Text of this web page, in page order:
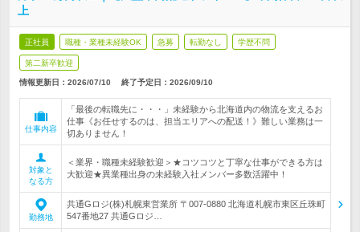
上
正社員 職種・業種未経験OK 急募 転勤なし 学歴不問
第二新卒歓迎
情報更新日：2026/07/10 終了予定日： 2026/09/10
仕事内容
「最後の転職先に・・・」未経験から北海道内の物流を支えるお
仕事《お任せするのは、担当エリアへの配送！》難しい業務は一
切ありません！
対象と
なる方
＜業界・職種未経験歓迎＞★コツコツと丁寧な仕事ができる方は
大歓迎★異業種出身の未経験入社メンバー多数活躍中！
勤務地
共通Gロジ(株)札幌東営業所 〒007-0880 北海道札幌市東区丘珠町
547番地27 共通Gロジ…